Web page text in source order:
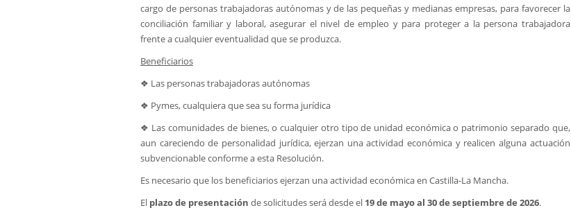
cargo de personas trabajadoras autónomas y de las pequeñas y medianas empresas, para favorecer la
conciliación familiar y laboral, asegurar el nivel de empleo y para proteger a la persona trabajadora
frente a cualquier eventualidad que se produzca.
Beneficiarios
❖ Las personas trabajadoras autónomas
❖ Pymes, cualquiera que sea su forma jurídica
❖ Las comunidades de bienes, o cualquier otro tipo de unidad económica o patrimonio separado que,
aun careciendo de personalidad jurídica, ejerzan una actividad económica y realicen alguna actuación
subvencionable conforme a esta Resolución.
Es necesario que los beneficiarios ejerzan una actividad económica en Castilla-La Mancha.
El plazo de presentación de solicitudes será desde el 19 de mayo al 30 de septiembre de 2026.